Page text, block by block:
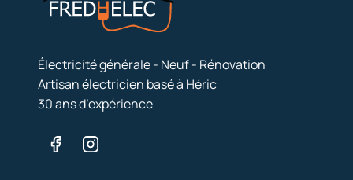
Électricité générale - Neuf - Rénovation
Artisan électricien basé à Héric
30 ans d’expérience